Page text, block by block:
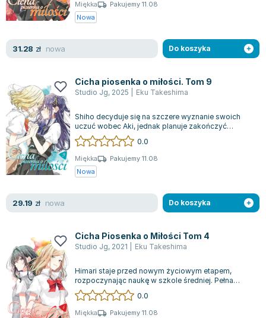
Książki o naukach politycznych dla studentów
Książki do nauk społecznych dla studentów
Prawo - książki dla studentów
Technologia żywności - książki
Zarządzanie i marketing - książki
Nauka języków obcych - książki
Podręczniki dla nauczycieli - metodyka
Repetytoria, testy i materiały pomocnicze
Bolesław Prus
Wanda Chotomska
Clive Staples Lewis
Martyna Wojciechowska
Melissa De la Cruz
Blanka Lipińska
Jaś Kapela
Agatha Christie
Witold Gadowski
Marcin Kowalczyk
Joanna Jabłczyńska
Piotr Kościelny
Jan Piński
Zygmunt Freud
Agata Passent
Michel Moran
Miękka
Pakujemy 11.08
Nowa
31.28 zł nowa Do koszyka
Cicha piosenka o miłości. Tom 9
Studio Jg, 2025 Eku Takeshima
Shiho decyduje się na szczere wyznanie swoich
uczuć wobec Aki, jednak planuje zakończyć
wszelkie kontakty po koncercie. Występ zes...
0.0
Miękka
Pakujemy 11.08
Nowa
29.19 zł nowa Do koszyka
Cicha Piosenka o Miłości Tom 4
Studio Jg, 2021 Eku Takeshima
Himari staje przed nowym życiowym etapem,
rozpoczynając naukę w szkole średniej. Pełna
optymizmu i energii, bierze udział w ceremo...
0.0
Miękka
Pakujemy 11.08